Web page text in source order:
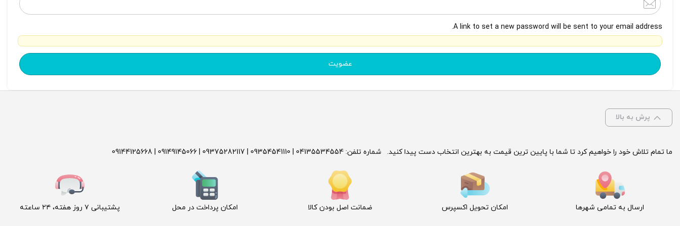
A link to set a new password will be sent to your email address.
عضویت
پرش به بالا
ما تمام تلاش خود را خواهیم کرد تا شما با پایین ترین قیمت به بهترین انتخاب دست پیدا کنید. شماره تلفن: 04135534554 | 09354541110 | 09375282117 | 09149145066 | 09144125668
ارسال به تمامی شهرها امکان تحویل اکسپرس ضمانت اصل بودن کالا امکان پرداخت در محل پشتیبانی ۷ روز هفته، ۲۴ ساعته